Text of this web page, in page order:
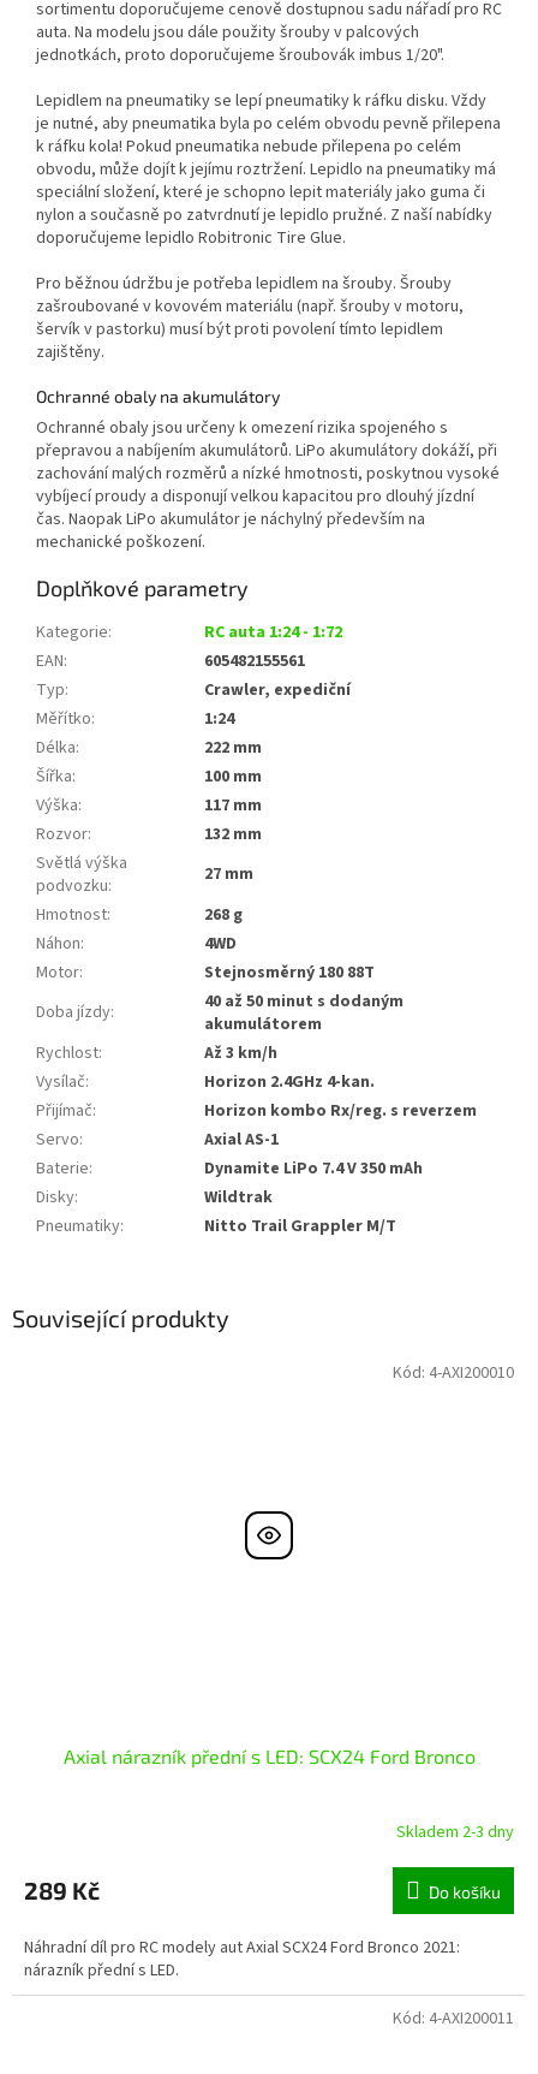
Související produkty
Axial nárazník přední s LED: SCX24 Ford Bronco
Skladem 2-3 dny
289 Kč Do košíku
Náhradní díl pro RC modely aut Axial SCX24 Ford Bronco 2021:
nárazník přední s LED.
Kód: 4-AXI200010
Kód: 4-AXI200011
sortimentu doporučujeme cenově dostupnou sadu nářadí pro RC
auta. Na modelu jsou dále použity šrouby v palcových
jednotkách, proto doporučujeme šroubovák imbus 1/20".
Lepidlem na pneumatiky se lepí pneumatiky k ráfku disku. Vždy
je nutné, aby pneumatika byla po celém obvodu pevně přilepena
k ráfku kola! Pokud pneumatika nebude přilepena po celém
obvodu, může dojít k jejímu roztržení. Lepidlo na pneumatiky má
speciální složení, které je schopno lepit materiály jako guma či
nylon a současně po zatvrdnutí je lepidlo pružné. Z naší nabídky
doporučujeme lepidlo Robitronic Tire Glue.
Pro běžnou údržbu je potřeba lepidlem na šrouby. Šrouby
zašroubované v kovovém materiálu (např. šrouby v motoru,
šervík v pastorku) musí být proti povolení tímto lepidlem
zajištěny.
Ochranné obaly na akumulátory
Ochranné obaly jsou určeny k omezení rizika spojeného s
přepravou a nabíjením akumulátorů. LiPo akumulátory dokáží, při
zachování malých rozměrů a nízké hmotnosti, poskytnou vysoké
vybíjecí proudy a disponují velkou kapacitou pro dlouhý jízdní
čas. Naopak LiPo akumulátor je náchylný především na
mechanické poškození.
Doplňkové parametry
Kategorie:
RC auta 1:24 - 1:72
EAN:
605482155561
Typ:
Crawler, expediční
Měřítko:
1:24
Délka:
222 mm
Šířka:
100 mm
Výška:
117 mm
Rozvor:
132 mm
Světlá výška
podvozku:
27 mm
Hmotnost:
268 g
Náhon:
4WD
Motor:
Stejnosměrný 180 88T
Doba jízdy:
40 až 50 minut s dodaným
akumulátorem
Rychlost:
Až 3 km/h
Vysílač:
Horizon 2.4GHz 4-kan.
Přijímač:
Horizon kombo Rx/reg. s reverzem
Servo:
Axial AS-1
Baterie:
Dynamite LiPo 7.4 V 350 mAh
Disky:
Wildtrak
Pneumatiky: Nitto Trail Grappler M/T